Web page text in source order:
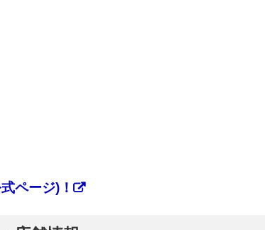
ページ)！